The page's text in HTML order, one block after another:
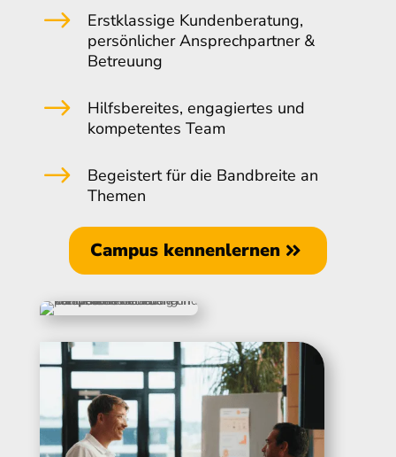
$
Erstklassige Kundenberatung,
persönlicher Ansprechpartner &
Betreuung
$
Hilfsbereites, engagiertes und
kompetentes Team
$
Begeistert für die Bandbreite an
Themen
Campus kennenlernen